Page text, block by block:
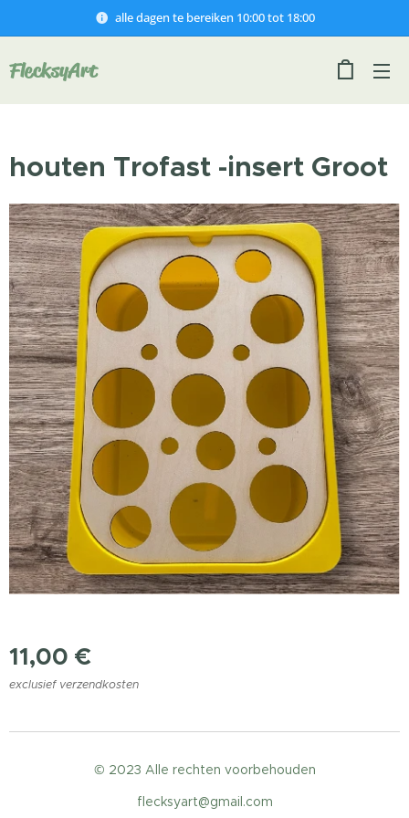
alle dagen te bereiken 10:00 tot 18:00
FlecksyArt
houten Trofast -insert Groot
11,00 €
exclusief verzendkosten
© 2023 Alle rechten voorbehouden
flecksyart@gmail.com